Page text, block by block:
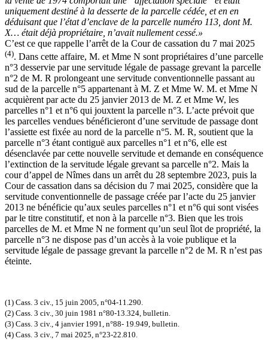
uniquement destiné à la desserte de la parcelle cédée, et en en
déduisant que l’état d’enclave de la parcelle numéro 113, dont M.
X… était déjà propriétaire, n’avait nullement cessé.»
C’est ce que rappelle l’arrêt de la Cour de cassation du 7 mai 2025
(4). Dans cette affaire, M. et Mme N sont propriétaires d’une parcelle
n°3 desservie par une servitude légale de passage grevant la parcelle
n°2 de M. R prolongeant une servitude conventionnelle passant au
sud de la parcelle n°5 appartenant à M. Z et Mme W. M. et Mme N
acquièrent par acte du 25 janvier 2013 de M. Z et Mme W, les
parcelles n°1 et n°6 qui jouxtent la parcelle n°3. L’acte prévoit que
les parcelles vendues bénéficieront d’une servitude de passage dont
l’assiette est fixée au nord de la parcelle n°5. M. R, soutient que la
parcelle n°3 étant contiguë aux parcelles n°1 et n°6, elle est
désenclavée par cette nouvelle servitude et demande en conséquence
l’extinction de la servitude légale grevant sa parcelle n°2. Mais la
cour d’appel de Nîmes dans un arrêt du 28 septembre 2023, puis la
Cour de cassation dans sa décision du 7 mai 2025, considère que la
servitude conventionnelle de passage créée par l’acte du 25 janvier
2013 ne bénéficie qu’aux seules parcelles n°1 et n°6 qui sont visées
par le titre constitutif, et non à la parcelle n°3. Bien que les trois
parcelles de M. et Mme N ne forment qu’un seul îlot de propriété, la
parcelle n°3 ne dispose pas d’un accès à la voie publique et la
servitude légale de passage grevant la parcelle n°2 de M. R n’est pas
éteinte.
(1) Cass. 3 civ., 15 juin 2005, n°04-11.290.
(2) Cass. 3 civ., 30 juin 1981 n°80-13.324, bulletin.
(3) Cass. 3 civ., 4 janvier 1991, n°88- 19.949, bulletin.
(4) Cass. 3 civ., 7 mai 2025, n°23-22.810.